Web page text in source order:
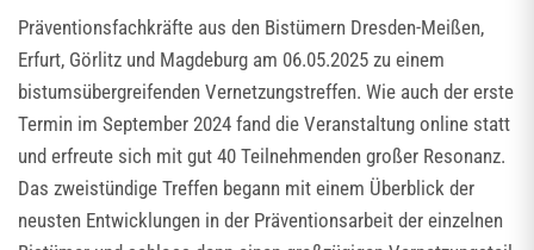
Präventionsfachkräfte aus den Bistümern Dresden-Meißen,
Erfurt, Görlitz und Magdeburg am 06.05.2025 zu einem
bistumsübergreifenden Vernetzungstreffen. Wie auch der erste
Termin im September 2024 fand die Veranstaltung online statt
und erfreute sich mit gut 40 Teilnehmenden großer Resonanz.
Das zweistündige Treffen begann mit einem Überblick der
neusten Entwicklungen in der Präventionsarbeit der einzelnen